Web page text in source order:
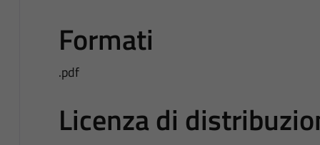
Formati
.pdf
Licenza di